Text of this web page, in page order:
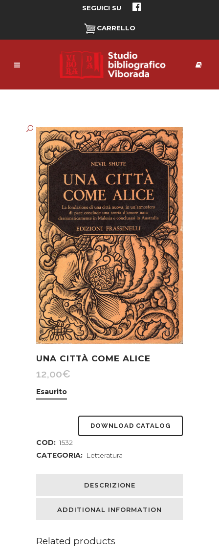
SEGUICI SU
CARRELLO
UNA CITTÀ COME ALICE
12,00€
Esaurito
DOWNLOAD CATALOG
COD: 1532
CATEGORIA: Letteratura
DESCRIZIONE
ADDITIONAL INFORMATION
Related products